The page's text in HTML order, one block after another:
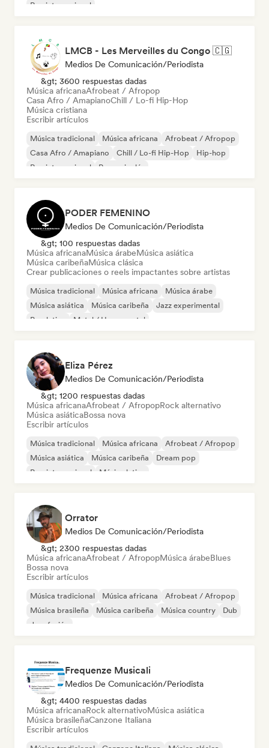
Rap internacional
LMCB - Les Merveilles du Congo 🇨🇬
Medios De Comunicación/Periodista
&gt; 3600 respuestas dadas
Música africanaAfrobeat / Afropop
Casa Afro / AmapianoChill / Lo-fi Hip-Hop
Música cristiana
Escribir artículos
Música tradicional Música africana
Afrobeat / Afropop
Casa Afro / Amapiano
Chill / Lo-fi Hip-Hop
Hip-hop
Rap internacional
Rap en inglés
PODER FEMENINO
Medios De Comunicación/Periodista
&gt; 100 respuestas dadas
Música africanaMúsica árabeMúsica asiática
Música caribeñaMúsica clásica
Crear publicaciones o reels impactantes sobre artistas
Música tradicional Música africana
Música árabe
Música asiática
Música caribeña
Jazz experimental
Pop latino
Metal / Heavy metal
Eliza Pérez
Medios De Comunicación/Periodista
&gt; 1200 respuestas dadas
Música africanaAfrobeat / AfropopRock alternativo
Música asiáticaBossa nova
Escribir artículos
Música tradicional Música africana
Afrobeat / Afropop
Música asiática
Música caribeña
Dream pop
Pop internacional
Música latina
Orrator
Medios De Comunicación/Periodista
&gt; 2300 respuestas dadas
Música africanaAfrobeat / AfropopMúsica árabeBlues
Bossa nova
Escribir artículos
Música tradicional Música africana
Afrobeat / Afropop
Música brasileña
Música caribeña Música country
Dub
Jazz fusión
Frequenze Musicali
Medios De Comunicación/Periodista
&gt; 4400 respuestas dadas
Música africanaRock alternativoMúsica asiática
Música brasileñaCanzone Italiana
Escribir artículos